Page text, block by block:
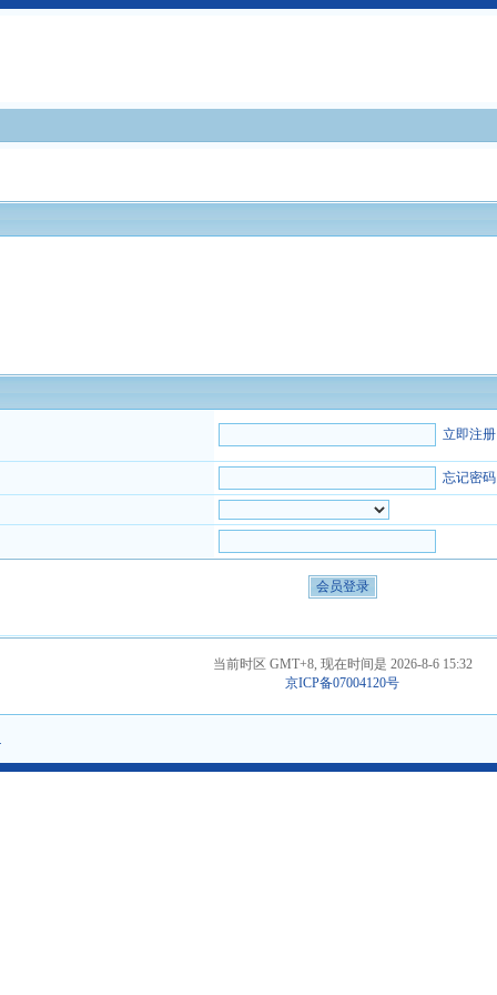
立即注册
忘记密码
当前时区 GMT+8, 现在时间是 2026-8-6 15:32
京ICP备07004120号